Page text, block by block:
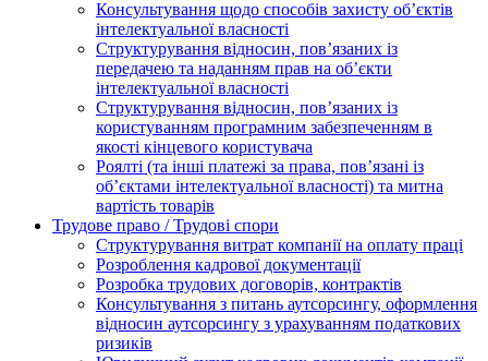
Консультування щодо способів захисту об’єктів
інтелектуальної власності
Структурування відносин, пов’язаних із
передачею та наданням прав на об’єкти
інтелектуальної власності
Структурування відносин, пов’язаних із
користуванням програмним забезпеченням в
якості кінцевого користувача
Роялті (та інші платежі за права, пов’язані із
об’єктами інтелектуальної власності) та митна
вартість товарів
Трудове право / Трудові спори
Cтруктурування витрат компанії на оплату праці
Розроблення кадрової документації
Розробка трудових договорів, контрактів
Консультування з питань аутсорсингу, оформлення
відносин аутсорсингу з урахуванням податкових
ризиків